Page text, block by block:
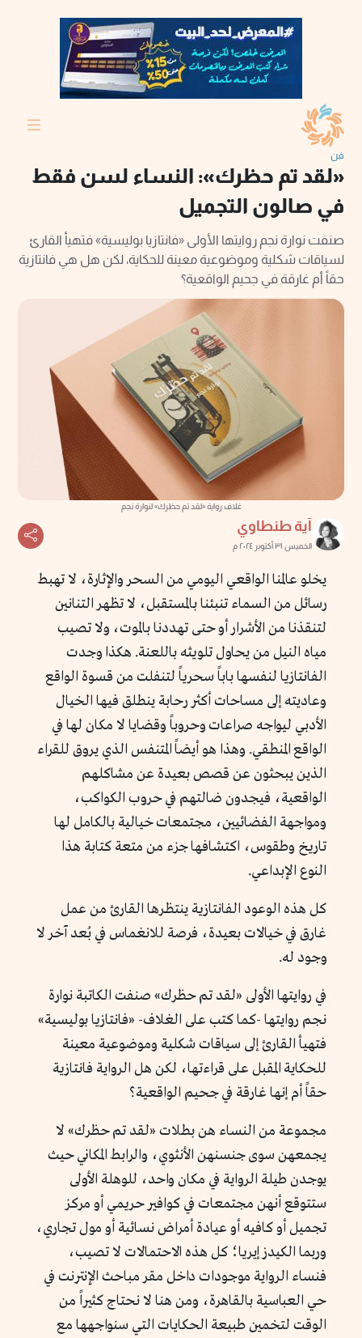
فن
«لقد تم حظرك»: النساء لسن فقط
في صالون التجميل
صنفت نوارة نجم روايتها الأولى «فانتازيا بوليسية» فتهيأ القارئ
لسياقات شكلية وموضوعية معينة للحكاية، لكن هل هي فانتازية
حقاً أم غارقة في جحيم الواقعية؟
غلاف رواية «لقد تم حظرك» لنوارة نجم
آية طنطاوي
الخميس ٣١ أكتوبر ٢٠٢٤ م
يخلو عالمنا الواقعي اليومي من السحر والإثارة، لا تهبط
رسائل من السماء تنبئنا بالمستقبل، لا تظهر التنانين
لتنقذنا من الأشرار أو حتى تهددنا بالموت، ولا تصيب
مياه النيل من يحاول تلويثه باللعنة. هكذا وجدت
الفانتازيا لنفسها باباً سحرياً لتنفلت من قسوة الواقع
وعاديته إلى مساحات أكثر رحابة ينطلق فيها الخيال
الأدبي ليواجه صراعات وحروباً وقضايا لا مكان لها في
الواقع المنطقي. وهذا هو أيضاً المتنفس الذي يروق للقراء
الذين يبحثون عن قصص بعيدة عن مشاكلهم
الواقعية، فيجدون ضالتهم في حروب الكواكب،
ومواجهة الفضائيين، مجتمعات خيالية بالكامل لها
تاريخ وطقوس، اكتشافها جزء من متعة كتابة هذا
النوع الإبداعي.
كل هذه الوعود الفانتازية ينتظرها القارئ من عمل
غارق في خيالات بعيدة، فرصة للانغماس في بُعد آخر لا
وجود له.
في روايتها الأولى «لقد تم حظرك» صنفت الكاتبة نوارة
نجم روايتها -كما كتب على الغلاف- «فانتازيا بوليسية»
فتهيأ القارئ إلى سياقات شكلية وموضوعية معينة
للحكاية المقبل على قراءتها، لكن هل الرواية فانتازية
حقاً أم إنها غارقة في جحيم الواقعية؟
مجموعة من النساء هن بطلات «لقد تم حظرك» لا
يجمعهن سوى جنسنهن الأنثوي، والرابط المكاني حيث
يوجدن طيلة الرواية في مكان واحد، للوهلة الأولى
ستتوقع أنهن مجتمعات في كوافير حريمي أو مركز
تجميل أو كافيه أو عيادة أمراض نسائية أو مول تجاري،
وربما الكيدز إيريا؛ كل هذه الاحتمالات لا تصيب،
فنساء الرواية موجودات داخل مقر مباحث الإنترنت في
حي العباسية بالقاهرة، ومن هنا لا نحتاج كثيراً من
الوقت لتخمين طبيعة الحكايات التي سنواجهها مع